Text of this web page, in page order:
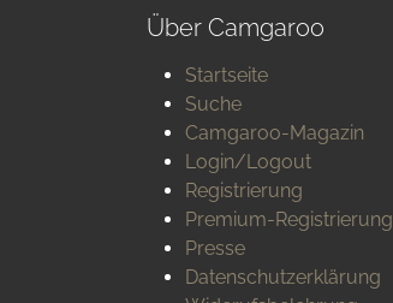
Über Camgaroo
Startseite
Suche
Camgaroo-Magazin
Login/Logout
Registrierung
Premium-Registrierung
Presse
Datenschutzerklärung